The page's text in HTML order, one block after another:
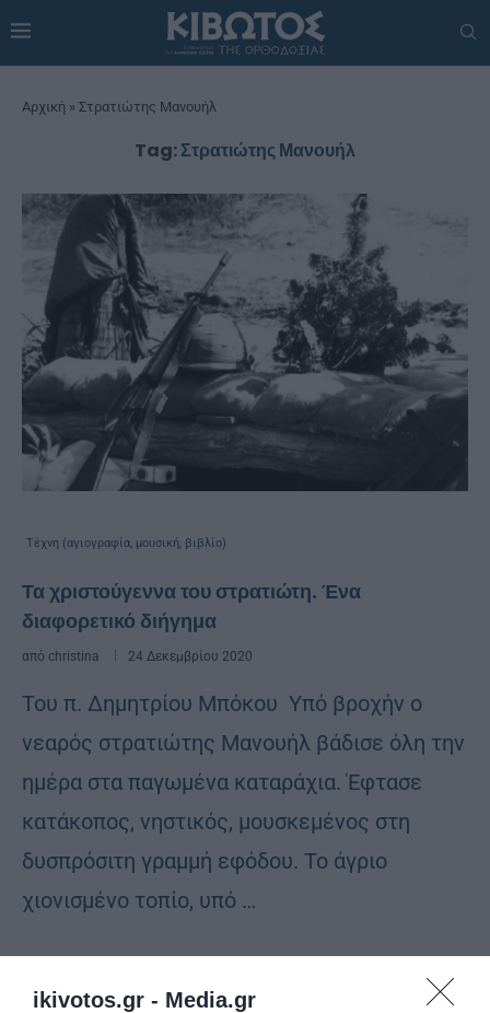
ikivotos.gr - Media.gr
Αρχική » Στρατιώτης Μανουήλ
Tag:Στρατιώτης Μανουήλ
Τέχνη (αγιογραφία, μουσική, βιβλίο)
Τα χριστούγεννα του στρατιώτη. Ένα
διαφορετικό διήγημα
από christina 24 Δεκεμβρίου 2020
Του π. Δημητρίου Μπόκου Υπό βροχήν ο
νεαρός στρατιώτης Μανουήλ βάδισε όλη την
ημέρα στα παγωμένα καταράχια. Έφτασε
κατάκοπος, νηστικός, μουσκεμένος στη
δυσπρόσιτη γραμμή εφόδου. Το άγριο
χιονισμένο τοπίο, υπό …